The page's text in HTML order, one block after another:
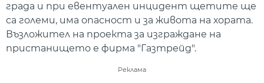
града и при евентуален инцидент щетите ще
са големи, има опасност и за живота на хората.
Възложител на проекта за изграждане на
пристанището е фирма "Газтрейд".
Реклама